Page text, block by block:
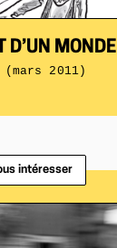
D’UN MONDE
2011)
intéresser